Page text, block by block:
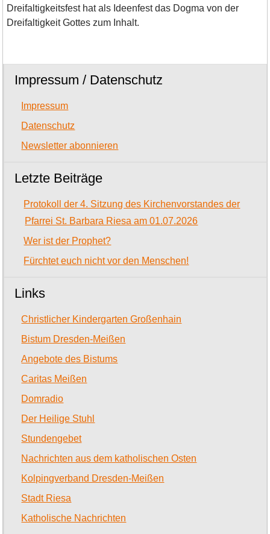
Dreifaltigkeitsfest hat als Ideenfest das Dogma von der
Dreifaltigkeit Gottes zum Inhalt.
Impressum / Datenschutz
Impressum
Datenschutz
Newsletter abonnieren
Letzte Beiträge
Protokoll der 4. Sitzung des Kirchenvorstandes der
Pfarrei St. Barbara Riesa am 01.07.2026
Wer ist der Prophet?
Fürchtet euch nicht vor den Menschen!
Links
Christlicher Kindergarten Großenhain
Bistum Dresden-Meißen
Angebote des Bistums
Caritas Meißen
Domradio
Der Heilige Stuhl
Stundengebet
Nachrichten aus dem katholischen Osten
Kolpingverband Dresden-Meißen
Stadt Riesa
Katholische Nachrichten